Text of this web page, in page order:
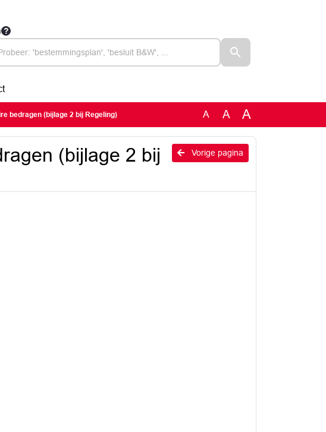
bedragen (bijlage 2 bij Regeling) A A A
Vorige pagina
(bijlage 2 bij